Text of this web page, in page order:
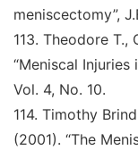
meniscectomy”,
113. Theodore T.,
“Meniscal
Vol. 4, No. 10.
114. Timothy
(2001). “The